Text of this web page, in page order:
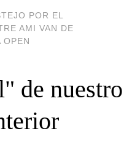
POR EL
AMI VAN DE
OPEN
de nuestro